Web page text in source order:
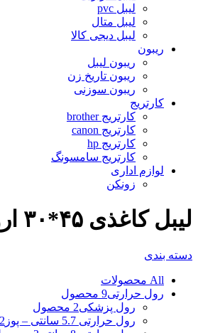
لیبل pvc
لیبل متال
لیبل دیجی کالا
ریبون
ریبون لیبل
ریبون تاریخ زن
ریبون سوزنی
کارتریج
کارتریج brother
کارتریج canon
کارتریج hp
کارتریج سامسونگ
لوازم اداری
زونکن
لیبل کاغذی ۴۵*۳۰ ارومیه
دسته بندی
All محصولات
رول حرارتی9 محصول
رول پزشکی2 محصول
رول حرارتی 5.7 سانتی – پوز
2 محصول